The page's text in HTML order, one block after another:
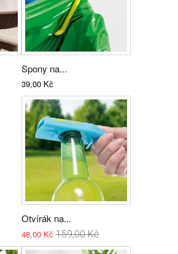
Spony na...
39,00 Kč
Otvírák na...
48,00 Kč 159,00 Kč